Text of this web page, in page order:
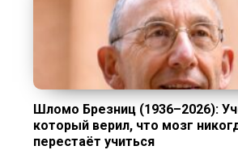
Шломо Брезниц (1936–2026):
который верил, что мозг
перестаёт учиться